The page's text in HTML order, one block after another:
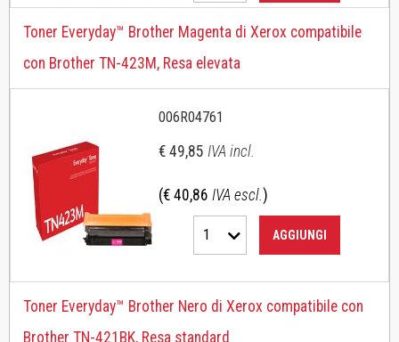
Toner Everyday™ Brother Magenta di Xerox compatibile
con Brother TN-423M, Resa elevata
006R04761
€ 49,85 IVA incl.
(€ 40,86 IVA escl.)
1 AGGIUNGI
Toner Everyday™ Brother Nero di Xerox compatibile con
Brother TN-421BK, Resa standard